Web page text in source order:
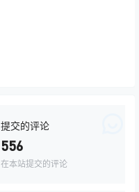
提交的评论
556
在本站提交的评论